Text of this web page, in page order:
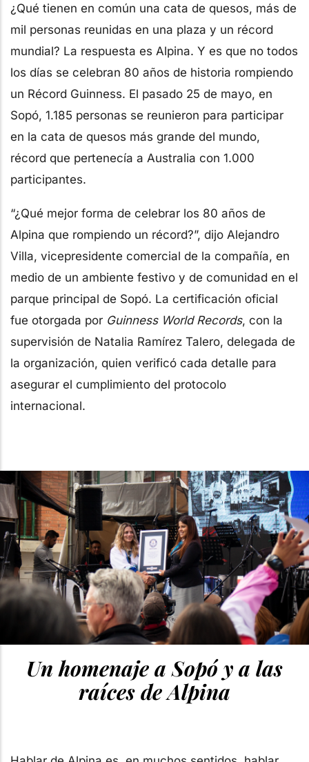
¿Qué tienen en común una cata de quesos, más de
mil personas reunidas en una plaza y un récord
mundial? La respuesta es Alpina. Y es que no todos
los días se celebran 80 años de historia rompiendo
un Récord Guinness. El pasado 25 de mayo, en
Sopó, 1.185 personas se reunieron para participar
en la cata de quesos más grande del mundo,
récord que pertenecía a Australia con 1.000
participantes.
“¿Qué mejor forma de celebrar los 80 años de
Alpina que rompiendo un récord?”, dijo Alejandro
Villa, vicepresidente comercial de la compañía, en
medio de un ambiente festivo y de comunidad en el
parque principal de Sopó. La certificación oficial
fue otorgada por Guinness World Records, con la
supervisión de Natalia Ramírez Talero, delegada de
la organización, quien verificó cada detalle para
asegurar el cumplimiento del protocolo
internacional.
Un homenaje a Sopó y a las
raíces de Alpina